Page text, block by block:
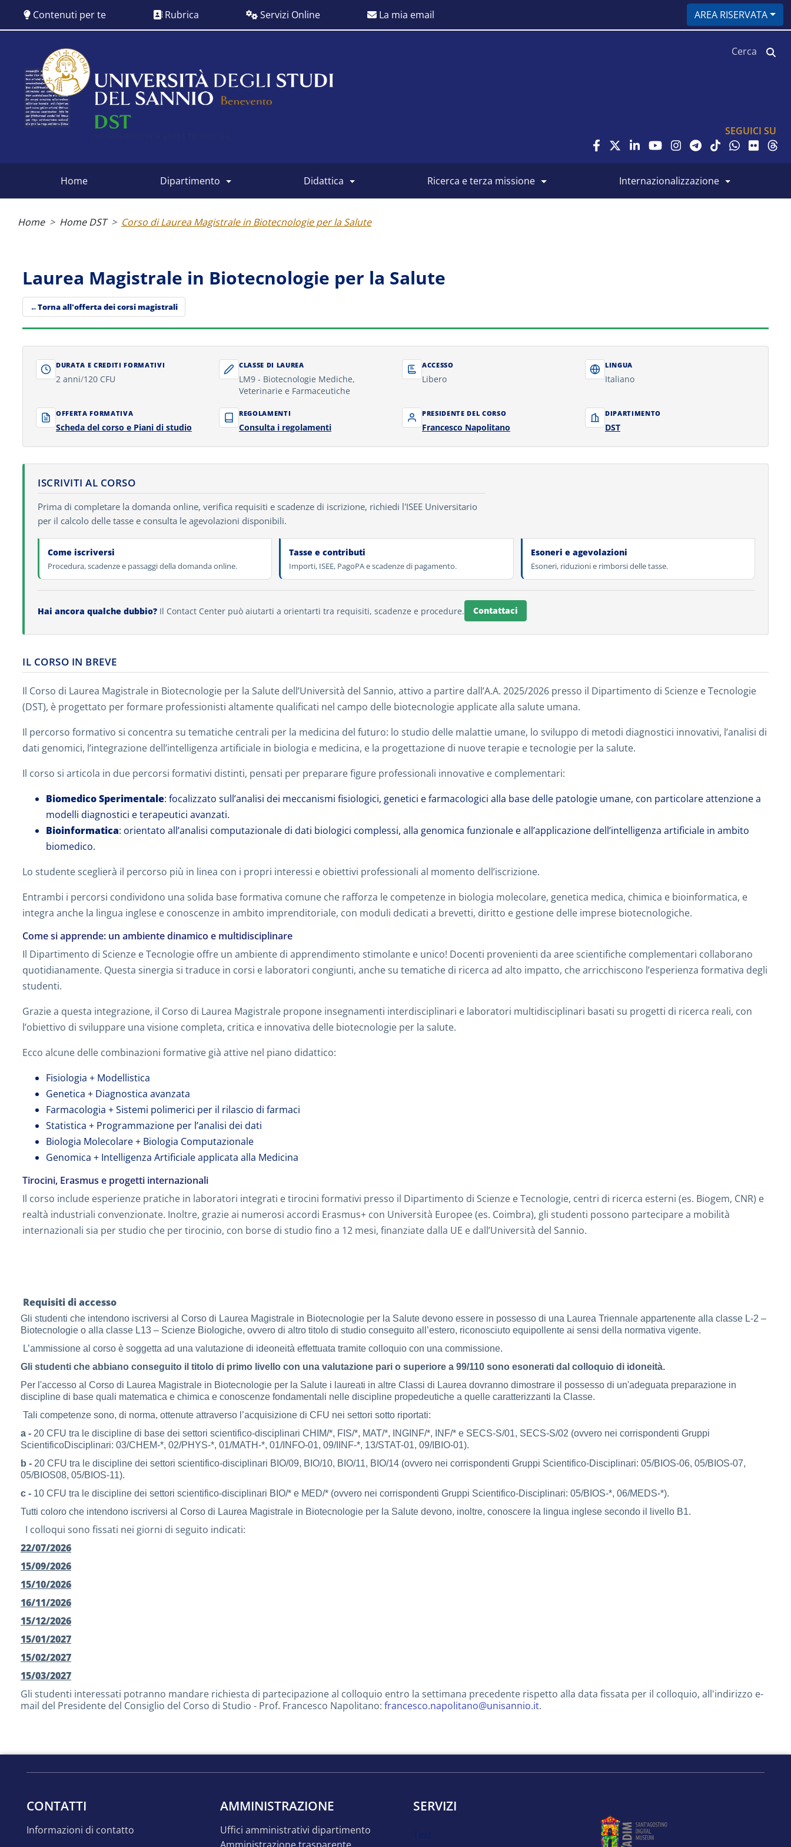
contenuto
Contenuti per te Rubrica Servizi Online La mia email AREA RISERVATA
SEGUICI SU
dipartimentali home dipartimento didattica ricerca e terza missione internazionalizzazione
Home Home DST Corso di Laurea Magistrale in Biotecnologie per la Salute
Laurea Magistrale in Biotecnologie per la Salute
Torna all'offerta dei corsi magistrali
DURATA E CREDITI FORMATIVI
2 anni/120 CFU
CLASSE DI LAUREA
LM9 - Biotecnologie Mediche,
Veterinarie e Farmaceutiche
ACCESSO
Libero
LINGUA
Italiano
OFFERTA FORMATIVA
Scheda del corso e Piani di studio
REGOLAMENTI
Consulta i regolamenti
PRESIDENTE DEL CORSO
Francesco Napolitano
DIPARTIMENTO
DST
ISCRIVITI AL CORSO
Prima di completare la domanda online, verifica requisiti e scadenze di iscrizione, richiedi l'ISEE Universitario
per il calcolo delle tasse e consulta le agevolazioni disponibili.
Come iscriversi
Procedura, scadenze e passaggi della domanda online.
Tasse e contributi
Importi, ISEE, PagoPA e scadenze di pagamento.
Esoneri e agevolazioni
Esoneri, riduzioni e rimborsi delle tasse.
Hai ancora qualche dubbio? Il Contact Center può aiutarti a orientarti tra requisiti, scadenze e procedure. Contattaci
IL CORSO IN BREVE
Il Corso di Laurea Magistrale in Biotecnologie per la Salute dell’Università del Sannio, attivo a partire dall’A.A. 2025/2026 presso il Dipartimento di Scienze e Tecnologie
(DST), è progettato per formare professionisti altamente qualificati nel campo delle biotecnologie applicate alla salute umana.
Il percorso formativo si concentra su tematiche centrali per la medicina del futuro: lo studio delle malattie umane, lo sviluppo di metodi diagnostici innovativi, l’analisi di
dati genomici, l’integrazione dell’intelligenza artificiale in biologia e medicina, e la progettazione di nuove terapie e tecnologie per la salute.
Il corso si articola in due percorsi formativi distinti, pensati per preparare figure professionali innovative e complementari:
Biomedico Sperimentale: focalizzato sull’analisi dei meccanismi fisiologici, genetici e farmacologici alla base delle patologie umane, con particolare attenzione a
modelli diagnostici e terapeutici avanzati.
Bioinformatica: orientato all’analisi computazionale di dati biologici complessi, alla genomica funzionale e all’applicazione dell’intelligenza artificiale in ambito
biomedico.
Lo studente sceglierà il percorso più in linea con i propri interessi e obiettivi professionali al momento dell’iscrizione.
Entrambi i percorsi condividono una solida base formativa comune che rafforza le competenze in biologia molecolare, genetica medica, chimica e bioinformatica, e
integra anche la lingua inglese e conoscenze in ambito imprenditoriale, con moduli dedicati a brevetti, diritto e gestione delle imprese biotecnologiche.
Come si apprende: un ambiente dinamico e multidisciplinare
Il Dipartimento di Scienze e Tecnologie offre un ambiente di apprendimento stimolante e unico! Docenti provenienti da aree scientifiche complementari collaborano
quotidianamente. Questa sinergia si traduce in corsi e laboratori congiunti, anche su tematiche di ricerca ad alto impatto, che arricchiscono l’esperienza formativa degli
studenti.
Grazie a questa integrazione, il Corso di Laurea Magistrale propone insegnamenti interdisciplinari e laboratori multidisciplinari basati su progetti di ricerca reali, con
l’obiettivo di sviluppare una visione completa, critica e innovativa delle biotecnologie per la salute.
Ecco alcune delle combinazioni formative già attive nel piano didattico:
Fisiologia + Modellistica
Genetica + Diagnostica avanzata
Farmacologia + Sistemi polimerici per il rilascio di farmaci
Statistica + Programmazione per l’analisi dei dati
Biologia Molecolare + Biologia Computazionale
Genomica + Intelligenza Artificiale applicata alla Medicina
Tirocini, Erasmus e progetti internazionali
Il corso include esperienze pratiche in laboratori integrati e tirocini formativi presso il Dipartimento di Scienze e Tecnologie, centri di ricerca esterni (es. Biogem, CNR) e
realtà industriali convenzionate. Inoltre, grazie ai numerosi accordi Erasmus+ con Università Europee (es. Coimbra), gli studenti possono partecipare a mobilità
internazionali sia per studio che per tirocinio, con borse di studio fino a 12 mesi, finanziate dalla UE e dall’Università del Sannio.
Requisiti di accesso
Gli studenti che intendono iscriversi al Corso di Laurea Magistrale in Biotecnologie per la Salute devono essere in possesso di una Laurea Triennale appartenente alla classe L-2 –
Biotecnologie o alla classe L13 – Scienze Biologiche, ovvero di altro titolo di studio conseguito all’estero, riconosciuto equipollente ai sensi della normativa vigente.
L’ammissione al corso è soggetta ad una valutazione di ideoneità effettuata tramite colloquio con una commissione.
Gli studenti che abbiano conseguito il titolo di primo livello con una valutazione pari o superiore a 99/110 sono esonerati dal colloquio di idoneità.
Per l'accesso al Corso di Laurea Magistrale in Biotecnologie per la Salute i laureati in altre Classi di Laurea dovranno dimostrare il possesso di un'adeguata preparazione in
discipline di base quali matematica e chimica e conoscenze fondamentali nelle discipline propedeutiche a quelle caratterizzanti la Classe.
Tali competenze sono, di norma, ottenute attraverso l’acquisizione di CFU nei settori sotto riportati:
a - 20 CFU tra le discipline di base dei settori scientifico-disciplinari CHIM/*, FIS/*, MAT/*, INGINF/*, INF/* e SECS-S/01, SECS-S/02 (ovvero nei corrispondenti Gruppi
ScientificoDisciplinari: 03/CHEM-*, 02/PHYS-*, 01/MATH-*, 01/INFO-01, 09/IINF-*, 13/STAT-01, 09/IBIO-01).
b - 20 CFU tra le discipline dei settori scientifico-disciplinari BIO/09, BIO/10, BIO/11, BIO/14 (ovvero nei corrispondenti Gruppi Scientifico-Disciplinari: 05/BIOS-06, 05/BIOS-07,
05/BIOS08, 05/BIOS-11).
c - 10 CFU tra le discipline dei settori scientifico-disciplinari BIO/* e MED/* (ovvero nei corrispondenti Gruppi Scientifico-Disciplinari: 05/BIOS-*, 06/MEDS-*).
Tutti coloro che intendono iscriversi al Corso di Laurea Magistrale in Biotecnologie per la Salute devono, inoltre, conoscere la lingua inglese secondo il livello B1.
I colloqui sono fissati nei giorni di seguito indicati:
22/07/2026
15/09/2026
15/10/2026
16/11/2026
15/12/2026
15/01/2027
15/02/2027
15/03/2027
Gli studenti interessati potranno mandare richiesta di partecipazione al colloquio entro la settimana precedente rispetto alla data fissata per il colloquio, all'indirizzo e-
mail del Presidente del Consiglio del Corso di Studio - Prof. Francesco Napolitano: francesco.napolitano@unisannio.it.
CONTATTI
informazioni di contatto
AMMINISTRAZIONE
uffici amministrativi dipartimento
SERVIZI
test